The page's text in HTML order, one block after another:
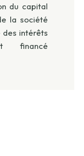
du capital
la société
intérêts
financé